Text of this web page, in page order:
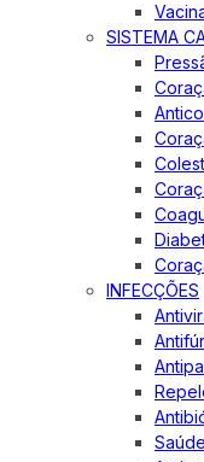
SISTEMA
INFECÇÕES